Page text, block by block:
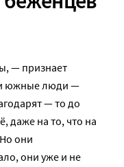
— признает
южные люди —
— то до
даже на то, что на
они
они уже и не